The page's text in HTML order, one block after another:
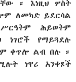
። እነዚህ ሦስት
ለመካድ ይደርሳል
ሕይወትም
ነገሮች የማይጓደሉ
ቀጥሎ ልብ በሉ ።
ነዋሪ አንቀጾች